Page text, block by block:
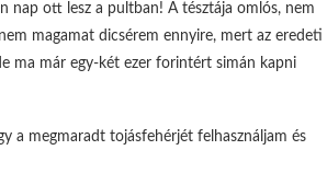
nap ott lesz a pultban! A tésztája omlós, nem
magamat dicsérem ennyire, mert az eredeti
ma már egy-két ezer forintért simán kapni
a megmaradt tojásfehérjét felhasználjam és